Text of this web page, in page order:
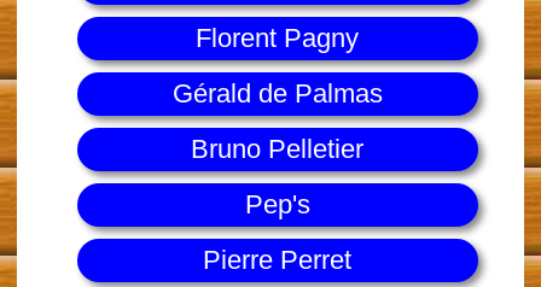
Florent Pagny
Gérald de Palmas
Bruno Pelletier
Pep's
Pierre Perret